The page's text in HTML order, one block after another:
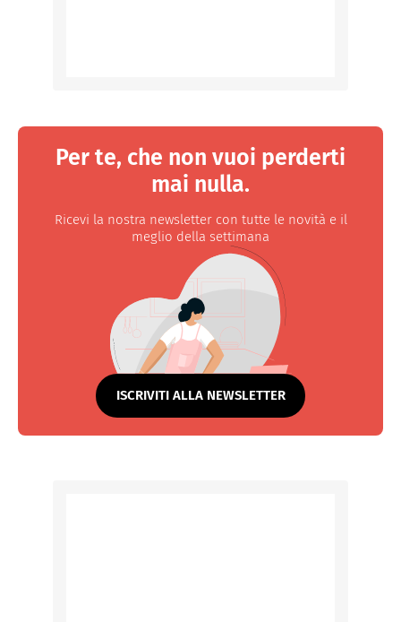
Per te, che non vuoi perderti
mai nulla.
Ricevi la nostra newsletter con tutte le novità e il
meglio della settimana
ISCRIVITI ALLA NEWSLETTER